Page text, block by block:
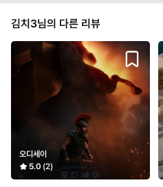
김치3님의 다른 리뷰
오디세이
5.0 (2)